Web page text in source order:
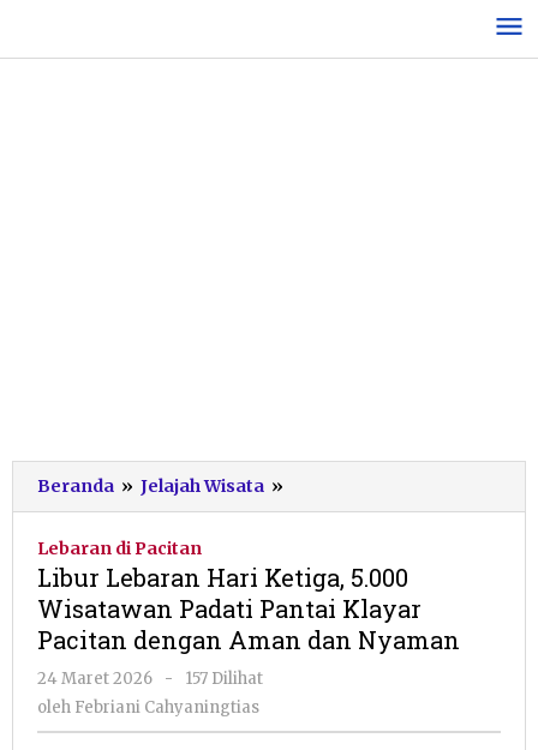
konten
Beranda » Jelajah Wisata »
Lebaran
5.000
Wisatawan
Padati
dengan
Lebaran di Pacitan
Libur Lebaran Hari Ketiga, 5.000
Wisatawan Padati Pantai Klayar
Pacitan dengan Aman dan Nyaman
24 Maret 2026
oleh
Febriani
Cahyaningtias
-
157 Dilihat
oleh Febriani Cahyaningtias